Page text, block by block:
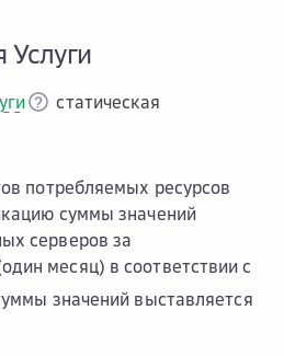
статическая
потребляемых ресурсов
суммы значений
серверов за
месяц) в соответствии с
значений выставляется